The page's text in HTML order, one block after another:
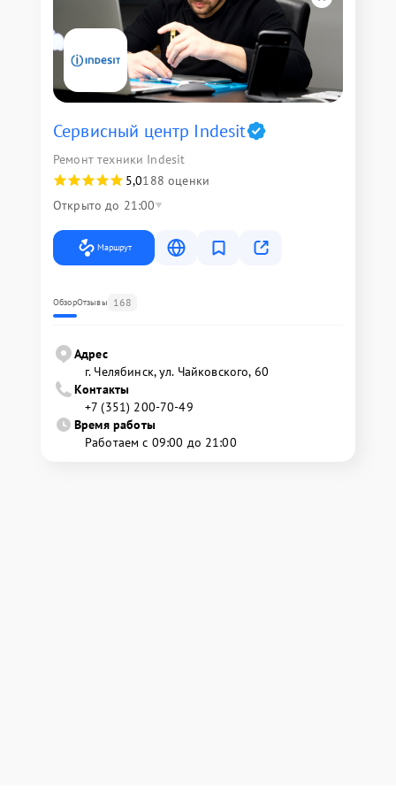
Сервисный центр Indesit
Ремонт техники Indesit
5,0188 оценки
Открыто до 21:00
Маршрут
ОбзорОтзывы 168
Адрес
г. Челябинск, ул. Чайковского, 60
Контакты
+7 (351) 200-70-49
Время работы
Работаем с 09:00 до 21:00